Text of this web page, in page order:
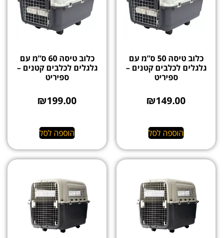
כלוב טיסה 50 ס”מ עם
גלגלים לכלבים קטנים –
ספיריט
₪149.00
הוספה לסל
כלוב טיסה 60 ס”מ עם
גלגלים לכלבים קטנים –
ספיריט
₪199.00
הוספה לסל